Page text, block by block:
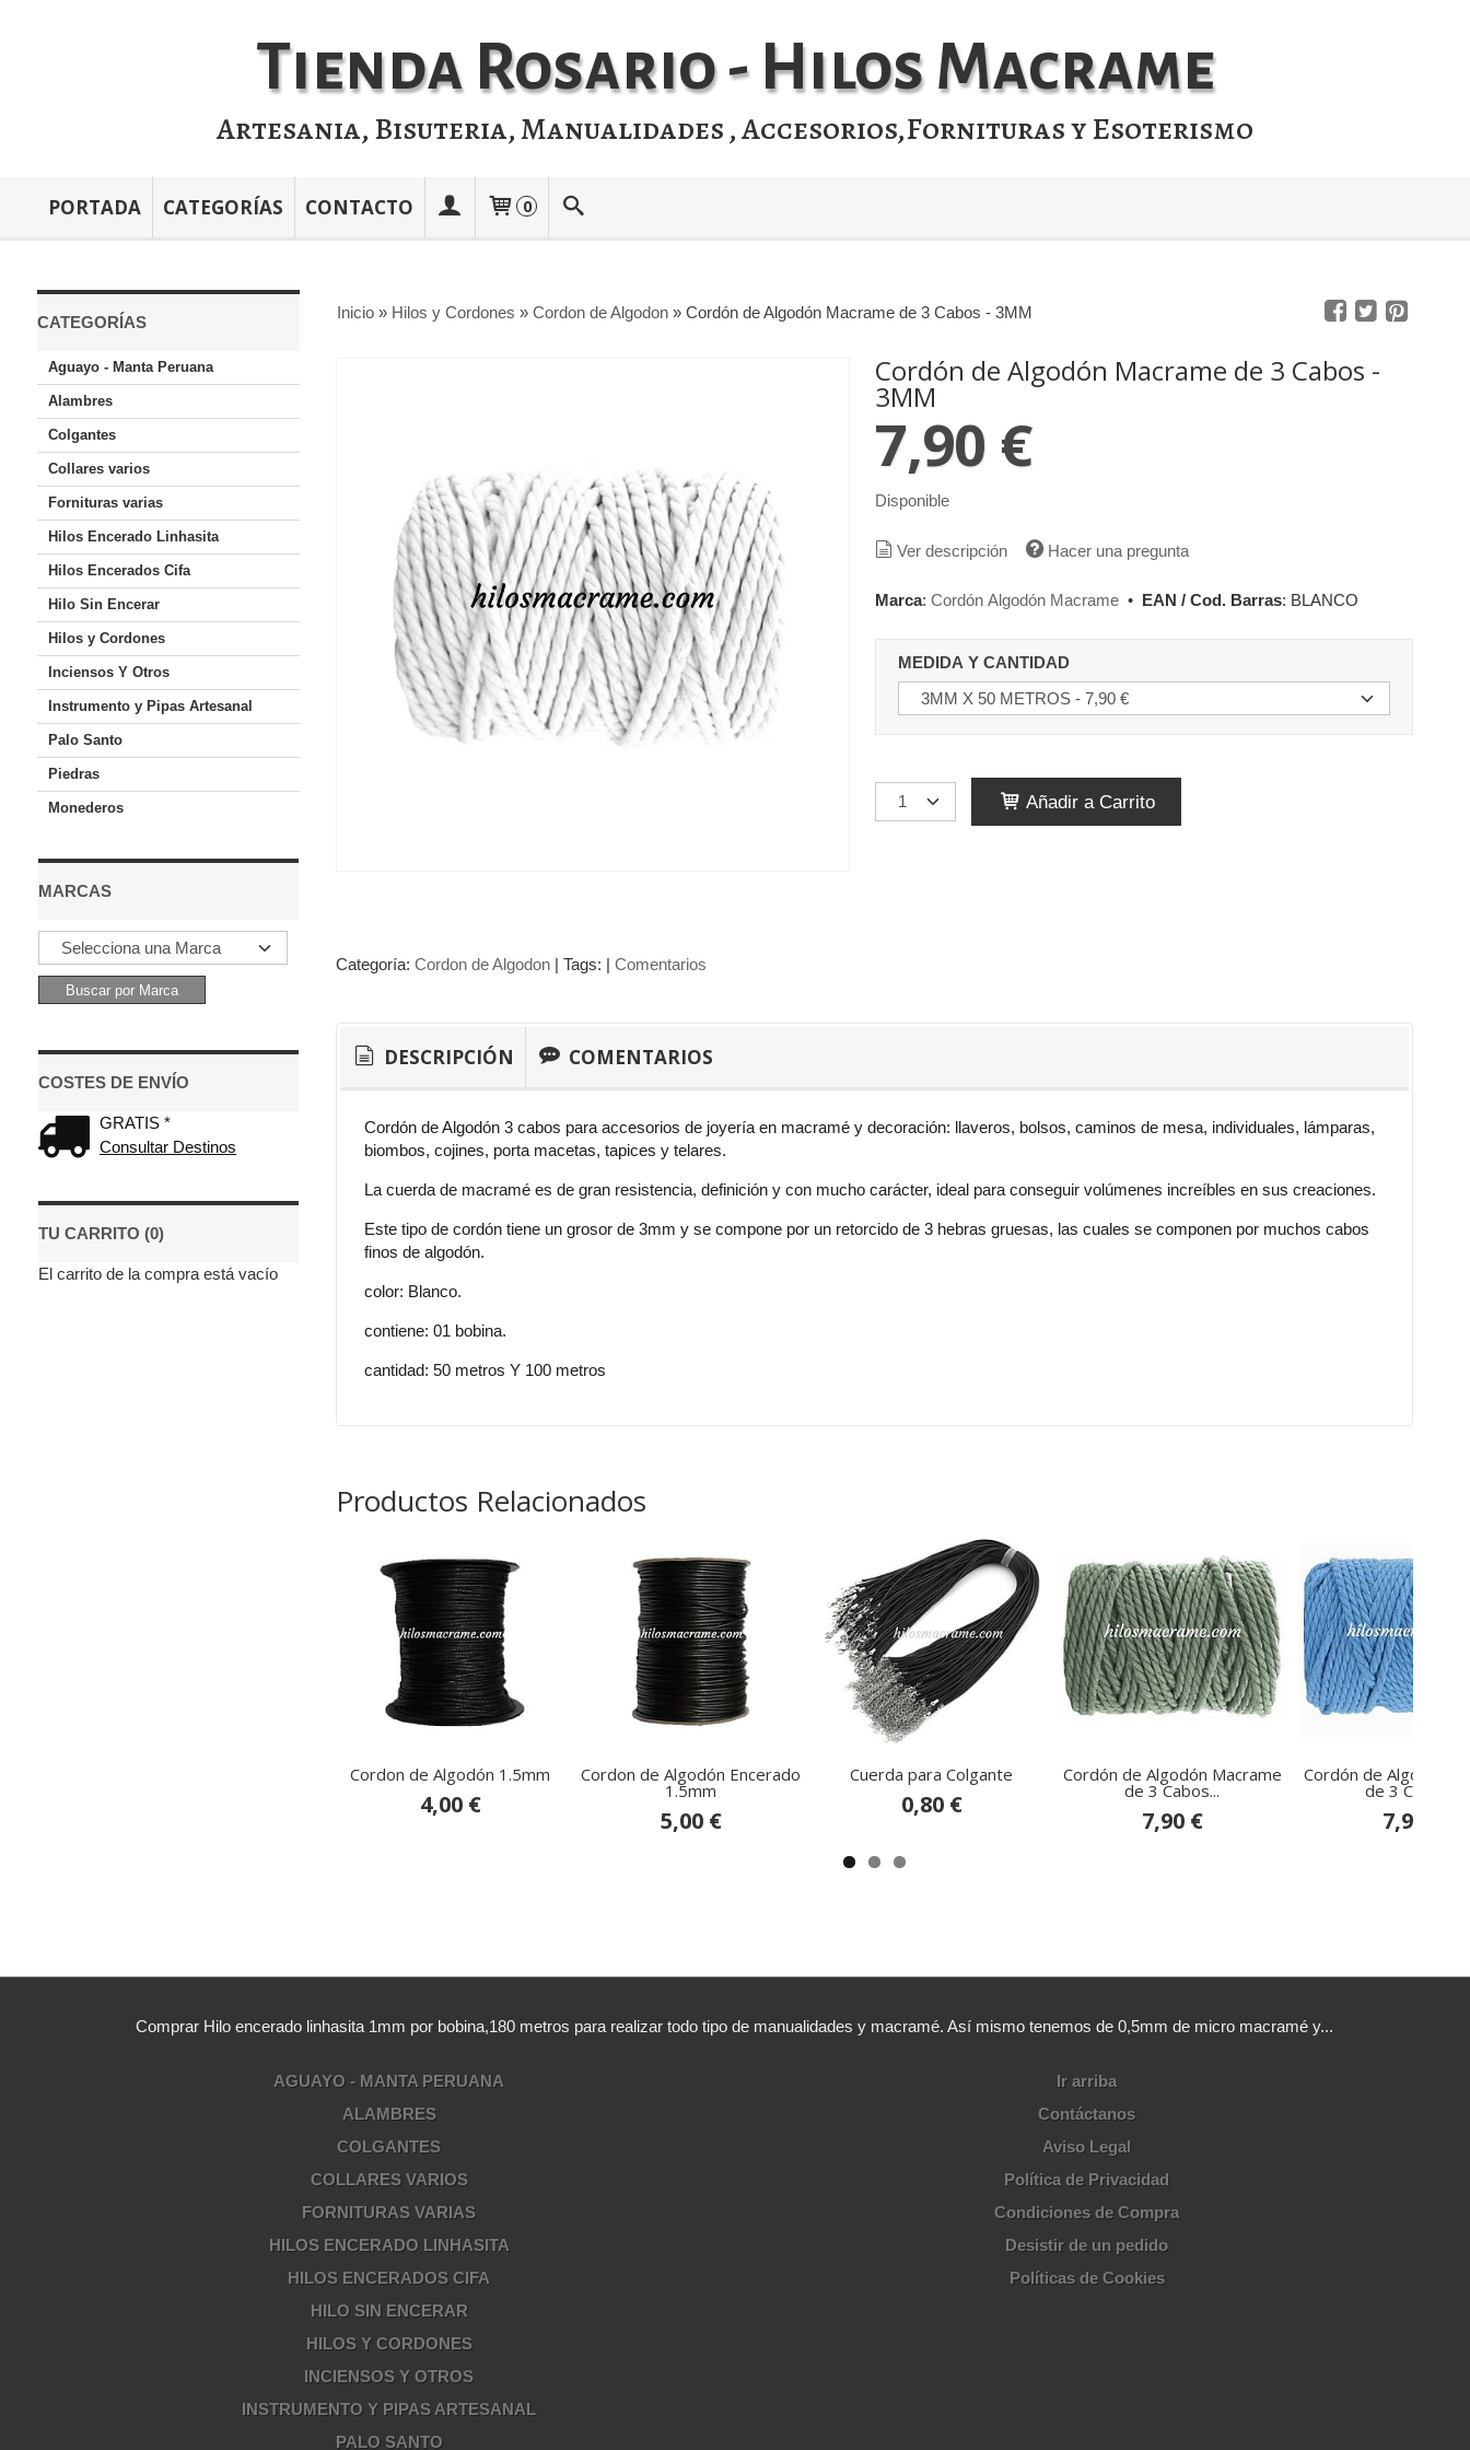
Tienda Rosario - Hilos Macrame
Artesania, Bisuteria, Manualidades , Accesorios,Fornituras y Esoterismo
PORTADA CATEGORÍAS CONTACTO 0
CATEGORÍAS
Aguayo - Manta Peruana
Alambres
Colgantes
Collares varios
Fornituras varias
Hilos Encerado Linhasita
Hilos Encerados Cifa
Hilo Sin Encerar
Hilos y Cordones
Inciensos Y Otros
Instrumento y Pipas Artesanal
Palo Santo
Piedras
Monederos
MARCAS
COSTES DE ENVÍO
GRATIS *
Consultar Destinos
TU CARRITO (0)
El carrito de la compra está vacío
Inicio» Hilos y Cordones » Cordon de Algodon» Cordón de Algodón Macrame de 3 Cabos - 3MM
Cordón de Algodón Macrame de 3 Cabos -
3MM
7,90 €
Disponible
Ver descripción Hacer una pregunta
Marca: Cordón Algodón Macrame• EAN / Cod. Barras: BLANCO
MEDIDA Y CANTIDAD
Añadir a Carrito
Categoría: Cordon de Algodon| Tags: | Comentarios
DESCRIPCIÓN COMENTARIOS
Cordón de Algodón 3 cabos para accesorios de joyería en macramé y decoración: llaveros, bolsos, caminos de mesa, individuales, lámparas,
biombos, cojines, porta macetas, tapices y telares.
La cuerda de macramé es de gran resistencia, definición y con mucho carácter, ideal para conseguir volúmenes increíbles en sus creaciones.
Este tipo de cordón tiene un grosor de 3mm y se compone por un retorcido de 3 hebras gruesas, las cuales se componen por muchos cabos
finos de algodón.
color: Blanco.
contiene: 01 bobina.
cantidad: 50 metros Y 100 metros
Productos Relacionados
Cordon de Algodón 1.5mm
4,00 €
Cordon de Algodón Encerado
1.5mm
5,00 €
Cuerda para Colgante
0,80 €
Cordón de Algodón Macrame
de 3 Cabos...
7,90 €
Cordón de Algodón
de 3 Cabos...
7,90 €
Comprar Hilo encerado linhasita 1mm por bobina,180 metros para realizar todo tipo de manualidades y macramé. Así mismo tenemos de 0,5mm de micro macramé y...
AGUAYO - MANTA PERUANA
ALAMBRES
COLGANTES
COLLARES VARIOS
FORNITURAS VARIAS
HILOS ENCERADO LINHASITA
HILOS ENCERADOS CIFA
HILO SIN ENCERAR
HILOS Y CORDONES
INCIENSOS Y OTROS
INSTRUMENTO Y PIPAS ARTESANAL
PALO SANTO
Ir arriba
Contáctanos
Aviso Legal
Política de Privacidad
Condiciones de Compra
Desistir de un pedido
Políticas de Cookies